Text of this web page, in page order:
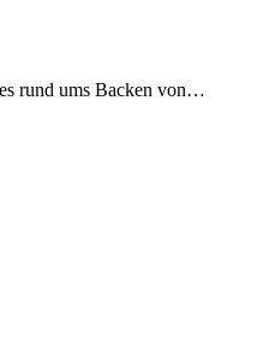
rund ums Backen von…